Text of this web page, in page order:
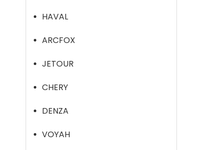
HAVAL
ARCFOX
JETOUR
CHERY
DENZA
VOYAH